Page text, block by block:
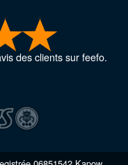
des clients sur feefo.